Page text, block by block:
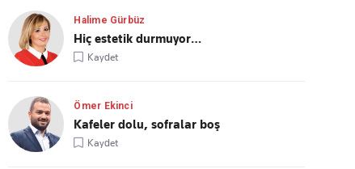
Halime Gürbüz
Hiç estetik durmuyor…
Kaydet
Ömer Ekinci
Kafeler dolu, sofralar boş
Kaydet